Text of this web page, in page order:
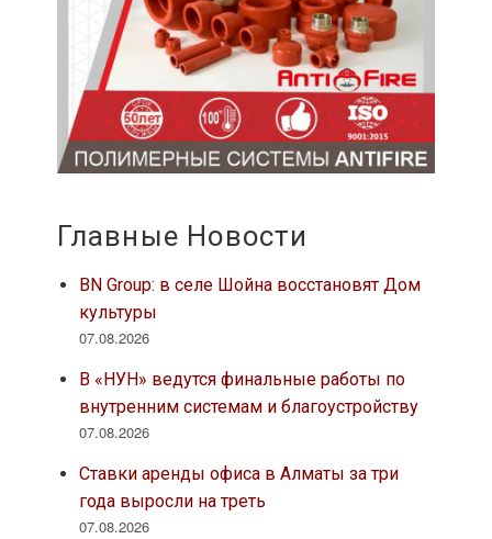
Главные Новости
BN Group: в селе Шойна восстановят Дом
культуры
07.08.2026
В «НУН» ведутся финальные работы по
внутренним системам и благоустройству
07.08.2026
Ставки аренды офиса в Алматы за три
года выросли на треть
07.08.2026